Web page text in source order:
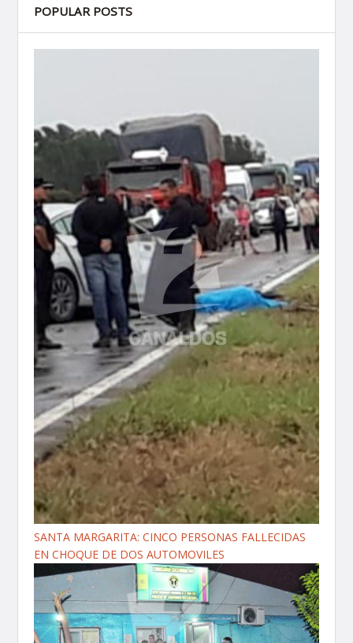
POPULAR POSTS
SANTA MARGARITA: CINCO PERSONAS FALLECIDAS
EN CHOQUE DE DOS AUTOMOVILES